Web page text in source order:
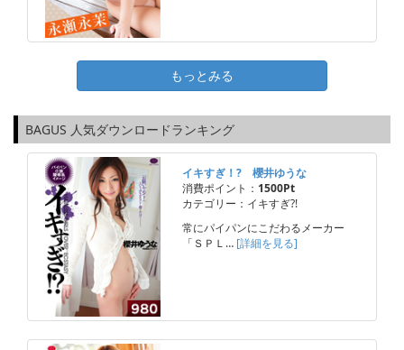
もっとみる
BAGUS 人気ダウンロードランキング
イキすぎ！? 櫻井ゆうな
消費ポイント： 1500Pt
カテゴリー：イキすぎ?!
常にパイパンにこだわるメーカー
「ＳＰＬ… [詳細を見る]